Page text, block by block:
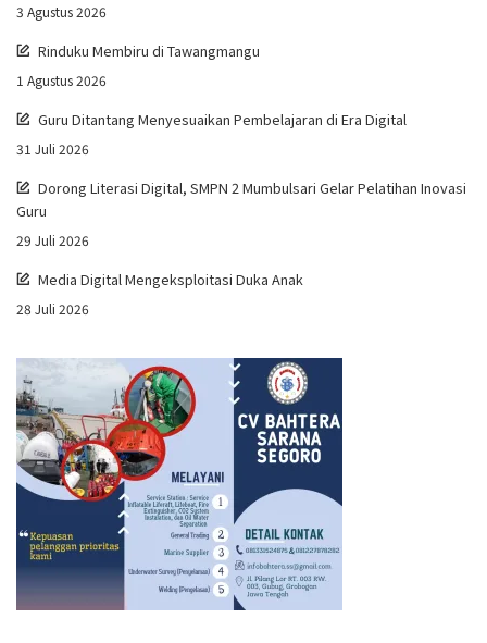
3 Agustus 2026
Rinduku Membiru di Tawangmangu
1 Agustus 2026
Guru Ditantang Menyesuaikan Pembelajaran di Era Digital
31 Juli 2026
Dorong Literasi Digital, SMPN 2 Mumbulsari Gelar Pelatihan Inovasi
Guru
29 Juli 2026
Media Digital Mengeksploitasi Duka Anak
28 Juli 2026